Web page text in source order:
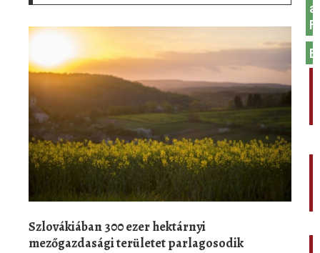
Szlovákiában 300 ezer hektárnyi
mezőgazdasági területet parlagosodik
a